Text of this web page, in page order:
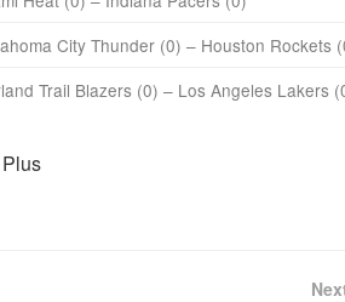
City Thunder (0) – Houston Rockets
Trail Blazers (0) – Los Angeles Lakers